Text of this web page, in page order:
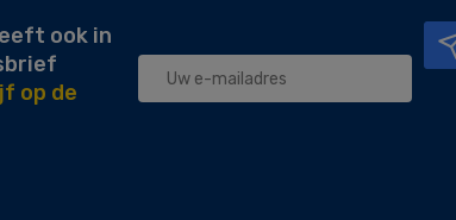
ook in
op de